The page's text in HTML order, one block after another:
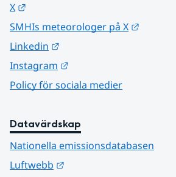
X
SMHIs meteorologer på X
Linkedin
Instagram
Policy för sociala medier
Datavärdskap
Nationella emissionsdatabasen
Luftwebb